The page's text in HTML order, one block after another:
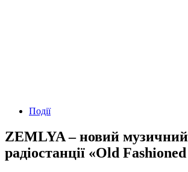
Події
ZEMLYA – новий
радіостанції «Old